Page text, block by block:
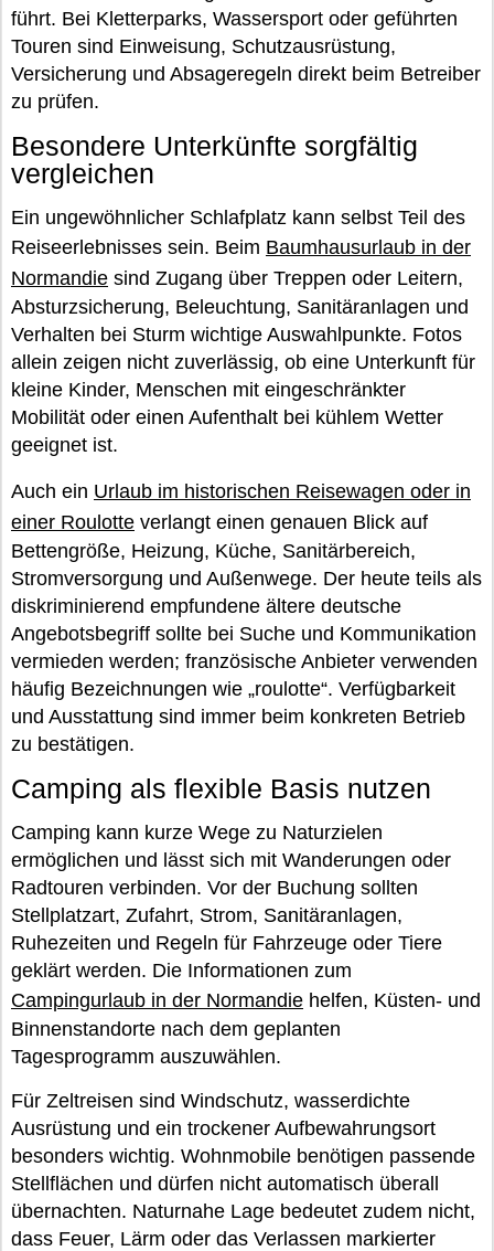
führt. Bei Kletterparks, Wassersport oder geführten
Touren sind Einweisung, Schutzausrüstung,
Versicherung und Absageregeln direkt beim Betreiber
zu prüfen.
Besondere Unterkünfte sorgfältig
vergleichen
Ein ungewöhnlicher Schlafplatz kann selbst Teil des
Reiseerlebnisses sein. Beim Baumhausurlaub in der
Normandie sind Zugang über Treppen oder Leitern,
Absturzsicherung, Beleuchtung, Sanitäranlagen und
Verhalten bei Sturm wichtige Auswahlpunkte. Fotos
allein zeigen nicht zuverlässig, ob eine Unterkunft für
kleine Kinder, Menschen mit eingeschränkter
Mobilität oder einen Aufenthalt bei kühlem Wetter
geeignet ist.
Auch ein Urlaub im historischen Reisewagen oder in
einer Roulotte verlangt einen genauen Blick auf
Bettengröße, Heizung, Küche, Sanitärbereich,
Stromversorgung und Außenwege. Der heute teils als
diskriminierend empfundene ältere deutsche
Angebotsbegriff sollte bei Suche und Kommunikation
vermieden werden; französische Anbieter verwenden
häufig Bezeichnungen wie „roulotte“. Verfügbarkeit
und Ausstattung sind immer beim konkreten Betrieb
zu bestätigen.
Camping als flexible Basis nutzen
Camping kann kurze Wege zu Naturzielen
ermöglichen und lässt sich mit Wanderungen oder
Radtouren verbinden. Vor der Buchung sollten
Stellplatzart, Zufahrt, Strom, Sanitäranlagen,
Ruhezeiten und Regeln für Fahrzeuge oder Tiere
geklärt werden. Die Informationen zum
Campingurlaub in der Normandie helfen, Küsten- und
Binnenstandorte nach dem geplanten
Tagesprogramm auszuwählen.
Für Zeltreisen sind Windschutz, wasserdichte
Ausrüstung und ein trockener Aufbewahrungsort
besonders wichtig. Wohnmobile benötigen passende
Stellflächen und dürfen nicht automatisch überall
übernachten. Naturnahe Lage bedeutet zudem nicht,
dass Feuer, Lärm oder das Verlassen markierter